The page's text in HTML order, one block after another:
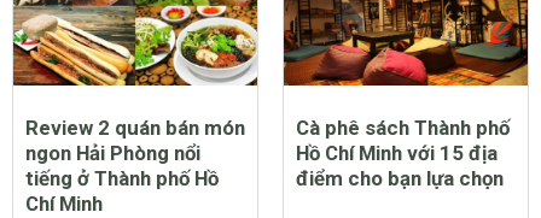
Review 2 quán bán món
ngon Hải Phòng nổi
tiếng ở Thành phố Hồ
Chí Minh
Cà phê sách Thành phố
Hồ Chí Minh với 15 địa
điểm cho bạn lựa chọn